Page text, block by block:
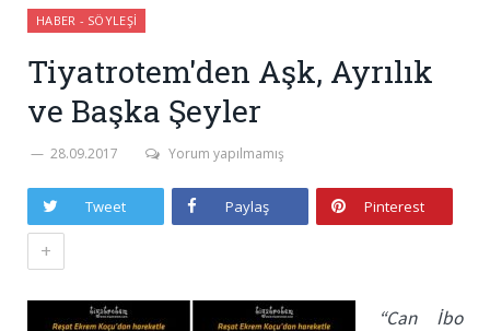
HABER - SÖYLEŞI
Tiyatrotem'den Aşk, Ayrılık
ve Başka Şeyler
28.09.2017 Yorum yapılmamış
Tweet Paylaş Pinterest
+
“Can İbo